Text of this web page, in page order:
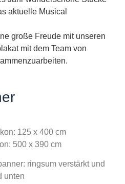
aktuelle Musical
große Freude mit unseren
mit dem Team von
125 x 400 cm
500 x 390 cm
ringsum verstärkt und
unten